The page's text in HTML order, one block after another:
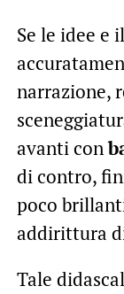
Se le idee e
narrazione,
avanti con
di contro,
poco
addirittura
Tale